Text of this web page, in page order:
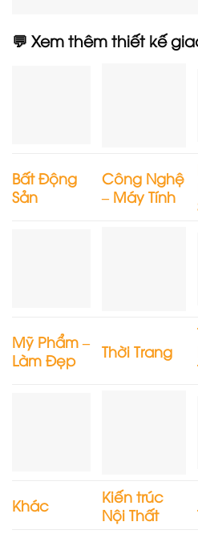
💬 Xem thêm thiết kế
Bất Động
Sản
Công Nghệ
– Máy Tính
Mỹ Phẩm –
Làm Đẹp
Thời Trang
Khác
Kiến trúc
Nội Thất